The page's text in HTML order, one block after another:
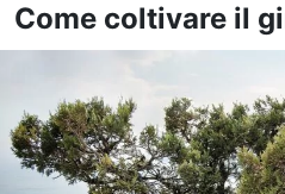
Come coltivare il